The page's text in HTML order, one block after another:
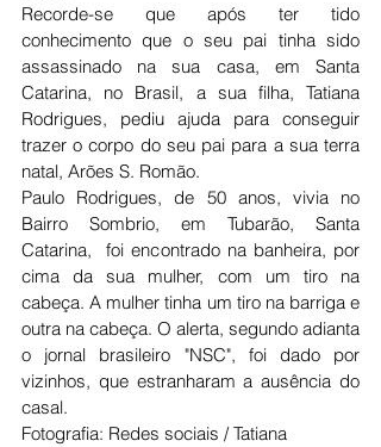
Recorde-se que após ter tido
conhecimento que o seu pai tinha sido
assassinado na sua casa, em Santa
Catarina, no Brasil, a sua filha, Tatiana
Rodrigues, pediu ajuda para conseguir
trazer o corpo do seu pai para a sua terra
natal, Arões S. Romão.
Paulo Rodrigues, de 50 anos, vivia no
Bairro Sombrio, em Tubarão, Santa
Catarina,  foi encontrado na banheira, por
cima da sua mulher, com um tiro na
cabeça. A mulher tinha um tiro na barriga e
outra na cabeça. O alerta, segundo adianta
o jornal brasileiro "NSC", foi dado por
vizinhos, que estranharam a ausência do
casal.
Fotografia: Redes sociais / Tatiana